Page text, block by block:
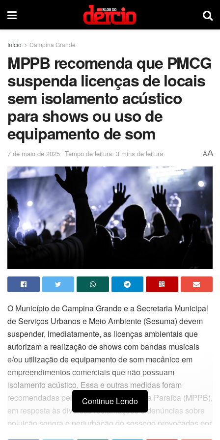
Início Campina Grande
MPPB recomenda que PMCG
suspenda licenças de locais
sem isolamento acústico
para shows ou uso de
equipamento de som
7 de maio de 2025 Tempo de leitura: 3 mins de leitura AA
O Município de Campina Grande e a Secretaria Municipal
de Serviços Urbanos e Meio Ambiente (Sesuma) devem
suspender, imediatamente, as licenças ambientais que
autorizam a realização de shows com bandas musicais
e/ou utilização de equipamento de som mecânico em
empreendimentos comerciais que não possuam
isolamento acústico. Essa e outras medidas foram
recomendadas pelo Ministério Público da Paraíba (MPPB),
em resposta às diversas reclamações e denúncias sobre
poluição sonora e perturbação do sossego provocadas por
Continue Lendo